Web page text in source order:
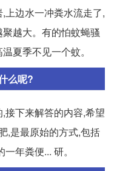
上边水一冲粪水流走了,
越大。有的怕蚊蝇骚
夏季不见一个蚊。
么呢?
接下来解答的内容,希望
,是最原始的方式,包括
年粪便... 研。